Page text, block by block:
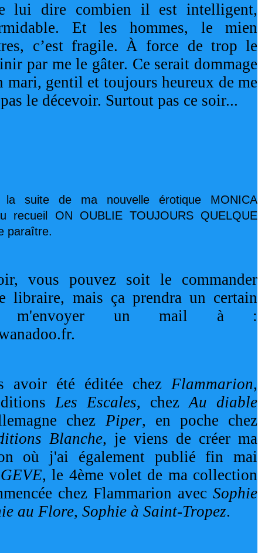
lui dire combien il est intelligent,
Et les hommes, le mien
c’est fragile. À force de trop le
par me le gâter. Ce serait dommage
mari, gentil et toujours heureux de me
le décevoir. Surtout pas ce soir...
la suite de ma nouvelle érotique MONICA
recueil ON OUBLIE TOUJOURS QUELQUE
paraître.
vous pouvez soit le commander
libraire, mais ça prendra un certain
m'envoyer un mail à :
avoir été éditée chez Flammarion
Les Escales, chez Au diable
chez Piper
Blanche, je viens de créer ma
, le 4ème volet de ma collection
chez Flammarion avec Sophie
au Flore, Sophie à Saint-Tropez.